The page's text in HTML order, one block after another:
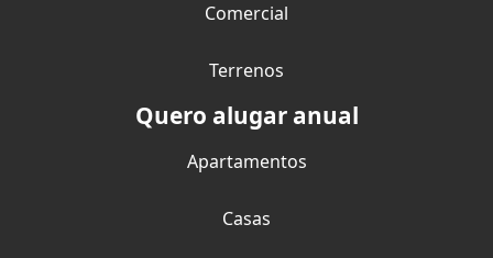
Comercial
Terrenos
Quero alugar anual
Apartamentos
Casas